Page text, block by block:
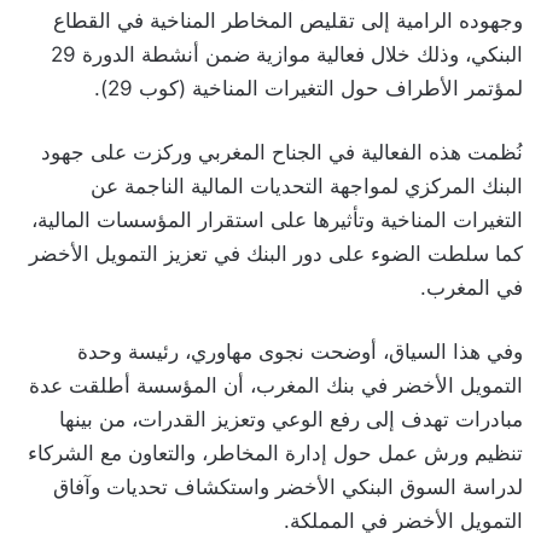
وجهوده الرامية إلى تقليص المخاطر المناخية في القطاع
البنكي، وذلك خلال فعالية موازية ضمن أنشطة الدورة 29
لمؤتمر الأطراف حول التغيرات المناخية (كوب 29).
نُظمت هذه الفعالية في الجناح المغربي وركزت على جهود
البنك المركزي لمواجهة التحديات المالية الناجمة عن
التغيرات المناخية وتأثيرها على استقرار المؤسسات المالية،
كما سلطت الضوء على دور البنك في تعزيز التمويل الأخضر
في المغرب.
وفي هذا السياق، أوضحت نجوى مهاوري، رئيسة وحدة
التمويل الأخضر في بنك المغرب، أن المؤسسة أطلقت عدة
مبادرات تهدف إلى رفع الوعي وتعزيز القدرات، من بينها
تنظيم ورش عمل حول إدارة المخاطر، والتعاون مع الشركاء
لدراسة السوق البنكي الأخضر واستكشاف تحديات وآفاق
التمويل الأخضر في المملكة.